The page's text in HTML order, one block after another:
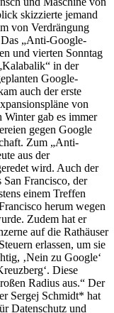
skizzierte jemand
von Verdrängung
„Anti-Google-
und vierten Sonntag
in der
Google-
auch der erste
von
Winter gab es immer
gegen Google
Zum „Anti-
aus der
wird. Auch der
Francisco, der
einem Treffen
herum wegen
Zudem hat er
auf die Rathäuser
erlassen, um sie
‚Nein zu Google‘
Diese
Radius aus.“ Der
Sergej Schmidt* hat
Datenschutz und